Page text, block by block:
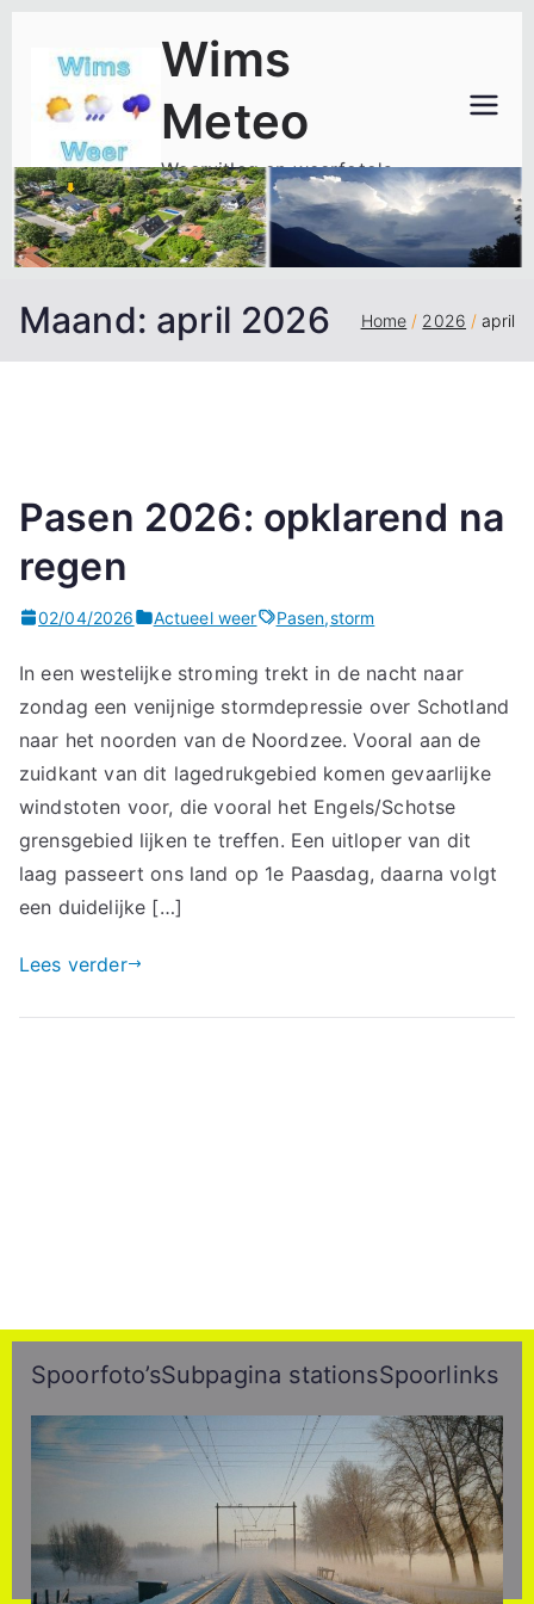
inhoud
Wims
Meteo
Weeruitleg en weerfoto's
Maand: april 2026 Home 2026 april
Pasen 2026: opklarend na
regen
02/04/2026 Actueel weer Pasen,storm
In een westelijke stroming trekt in de nacht naar
zondag een venijnige stormdepressie over Schotland
naar het noorden van de Noordzee. Vooral aan de
zuidkant van dit lagedrukgebied komen gevaarlijke
windstoten voor, die vooral het Engels/Schotse
grensgebied lijken te treffen. Een uitloper van dit
laag passeert ons land op 1e Paasdag, daarna volgt
een duidelijke […]
Lees verder
Spoorfoto’sSubpagina stationsSpoorlinks